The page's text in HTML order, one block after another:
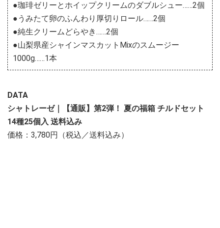
●珈琲ゼリーとホイップクリームのダブルシュー……2個
●うみたて卵のふんわり厚切りロール……2個
●純生クリームどらやき……2個
●山梨県産シャインマスカットMixのスムージー
1000g……1本
DATA
シャトレーゼ｜【通販】第2弾！ 夏の福箱 チルドセット
14種25個入 送料込み
価格：3,780円（税込／送料込み）